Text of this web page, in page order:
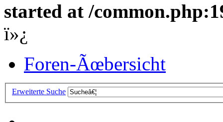
started at /
ï»¿
Foren-Ãœbersicht
Erweiterte Suche